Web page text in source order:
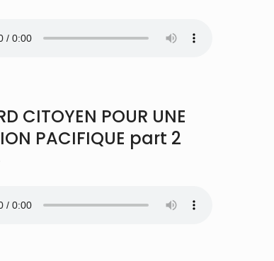
CITOYEN POUR UNE
PACIFIQUE part 2